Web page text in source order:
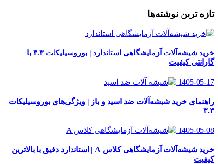
تازه ترین نوشته‌ها
خرید شیشه‌آلات آزمایشگاهی استاندارد | بوروسیلیکات ۳.۳ با
گارانتی کیفیت
1405-05-17
راهنمای خرید شیشه‌آلات ضد اسید و باز | ویژگی‌های بوروسیلیکات
۳.۳
1405-05-08
خرید شیشه‌آلات آزمایشگاهی کلاس A | استاندارد دقیق با بالاترین
کیفیت